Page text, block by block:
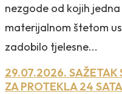
nezgode od kojih
materijalnom štetom
zadobilo tjelesne...
29.07.2026. SAŽETAK
ZA PROTEKLA 24 SATA